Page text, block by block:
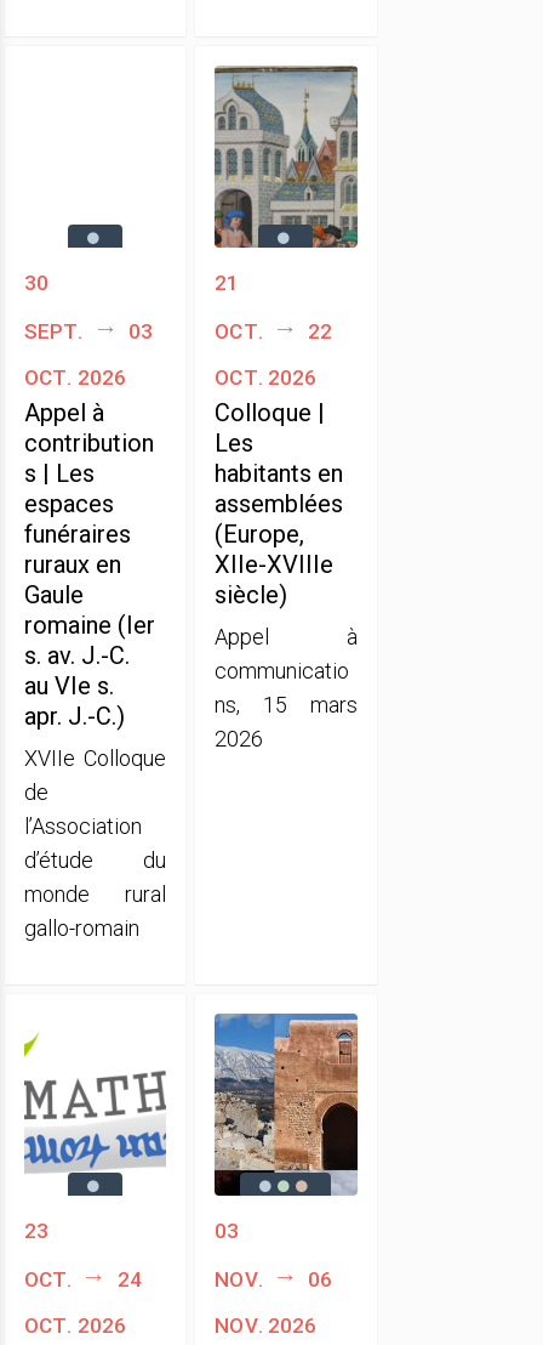
30
sept.
03
oct. 2026
Appel à
contribution
s | Les
espaces
funéraires
ruraux en
Gaule
romaine (Ier
s. av. J.-C.
au VIe s.
apr. J.-C.)
XVIIe Colloque
de
l’Association
d’étude du
monde rural
gallo-romain
21
oct.
22
oct. 2026
Colloque |
Les
habitants en
assemblées
(Europe,
XIIe-XVIIIe
siècle)
Appel à
communicatio
ns, 15 mars
2026
23
oct.
24
oct. 2026
03
nov.
06
nov. 2026